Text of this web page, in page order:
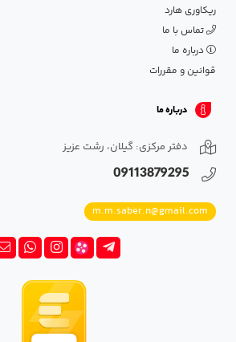
ریکاوری هارد
تماس با ما
درباره ما
قوانین و مقررات
درباره ما
دفتر مرکزی: گیلان، رشت عزیز
09113879295
m.m.saber.n@gmail.com